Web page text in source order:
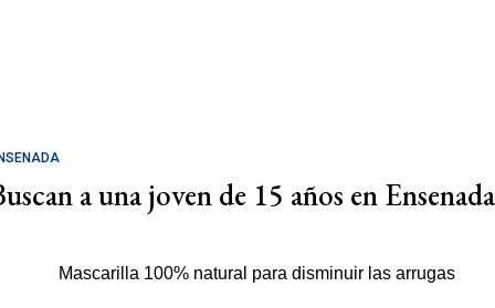
a una joven de 15 años en Ensenada